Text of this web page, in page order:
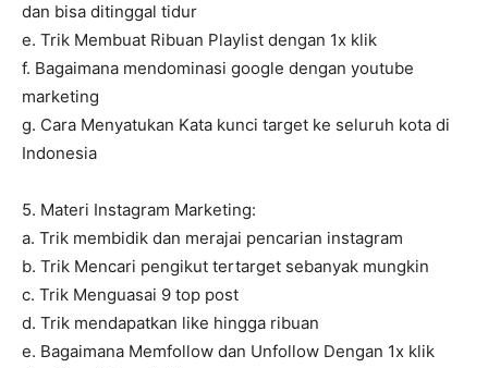
dan bisa ditinggal tidur
e. Trik Membuat Ribuan Playlist dengan 1x klik
f. Bagaimana mendominasi google dengan youtube
marketing
g. Cara Menyatukan Kata kunci target ke seluruh kota di
Indonesia
5. Materi Instagram Marketing:
a. Trik membidik dan merajai pencarian instagram
b. Trik Mencari pengikut tertarget sebanyak mungkin
c. Trik Menguasai 9 top post
d. Trik mendapatkan like hingga ribuan
e. Bagaimana Memfollow dan Unfollow Dengan 1x klik